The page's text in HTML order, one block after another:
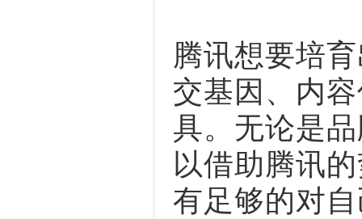
腾讯想要培
交基因、内
具。无论是
以借助腾讯
有足够的对